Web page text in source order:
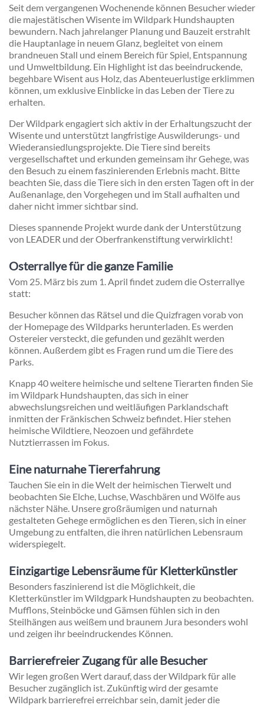
Seit dem vergangenen Wochenende können Besucher wieder
die majestätischen Wisente im Wildpark Hundshaupten
bewundern. Nach jahrelanger Planung und Bauzeit erstrahlt
die Hauptanlage in neuem Glanz, begleitet von einem
brandneuen Stall und einem Bereich für Spiel, Entspannung
und Umweltbildung. Ein Highlight ist das beeindruckende,
begehbare Wisent aus Holz, das Abenteuerlustige erklimmen
können, um exklusive Einblicke in das Leben der Tiere zu
erhalten.
Der Wildpark engagiert sich aktiv in der Erhaltungszucht der
Wisente und unterstützt langfristige Auswilderungs- und
Wiederansiedlungsprojekte. Die Tiere sind bereits
vergesellschaftet und erkunden gemeinsam ihr Gehege, was
den Besuch zu einem faszinierenden Erlebnis macht. Bitte
beachten Sie, dass die Tiere sich in den ersten Tagen oft in der
Außenanlage, den Vorgehegen und im Stall aufhalten und
daher nicht immer sichtbar sind.
Dieses spannende Projekt wurde dank der Unterstützung
von LEADER und der Oberfrankenstiftung verwirklicht!
Osterrallye für die ganze Familie
Vom 25. März bis zum 1. April findet zudem die Osterrallye
statt:
Besucher können das Rätsel und die Quizfragen vorab von
der Homepage des Wildparks herunterladen. Es werden
Ostereier versteckt, die gefunden und gezählt werden
können. Außerdem gibt es Fragen rund um die Tiere des
Parks.
Knapp 40 weitere heimische und seltene Tierarten finden Sie
im Wildpark Hundshaupten, das sich in einer
abwechslungsreichen und weitläufigen Parklandschaft
inmitten der Fränkischen Schweiz befindet. Hier stehen
heimische Wildtiere, Neozoen und gefährdete
Nutztierrassen im Fokus.
Eine naturnahe Tiererfahrung
Tauchen Sie ein in die Welt der heimischen Tierwelt und
beobachten Sie Elche, Luchse, Waschbären und Wölfe aus
nächster Nähe. Unsere großräumigen und naturnah
gestalteten Gehege ermöglichen es den Tieren, sich in einer
Umgebung zu entfalten, die ihren natürlichen Lebensraum
widerspiegelt.
Einzigartige Lebensräume für Kletterkünstler
Besonders faszinierend ist die Möglichkeit, die
Kletterkünstler im Wildgpark Hundshaupten zu beobachten.
Mufflons, Steinböcke und Gämsen fühlen sich in den
Steilhängen aus weißem und braunem Jura besonders wohl
und zeigen ihr beeindruckendes Können.
Barrierefreier Zugang für alle Besucher
Wir legen großen Wert darauf, dass der Wildpark für alle
Besucher zugänglich ist. Zukünftig wird der gesamte
Wildpark barrierefrei erreichbar sein, damit jeder die